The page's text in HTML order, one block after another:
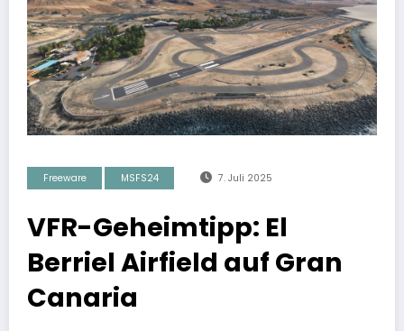
Freeware MSFS24 7. Juli 2025
VFR-Geheimtipp: El
Berriel Airfield auf Gran
Canaria